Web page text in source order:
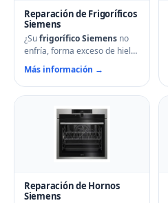
Reparación de Frigoríficos
Siemens
¿Sufrigorífico Siemens no
enfría, forma exceso de hielo
o hace ruidos extraños?
Nuestros técnicos en Dueñas
reparan compresores,
Frost, fugas de gas
refrigerante y problemas de
descarche. Servicio urgente
para evitar pérdida de
alimentos.
Más información →
Reparación de Hornos
Siemens